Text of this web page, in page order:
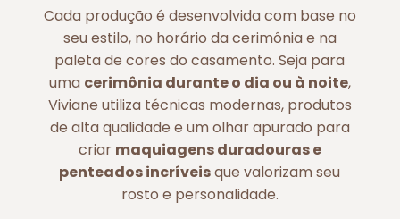
Cada produção é desenvolvida com base no
seu estilo, no horário da cerimônia e na
paleta de cores do casamento. Seja para
uma cerimônia durante o dia ou à noite,
Viviane utiliza técnicas modernas, produtos
de alta qualidade e um olhar apurado para
criar maquiagens duradouras e
penteados incríveisque valorizam seu
rosto e personalidade.